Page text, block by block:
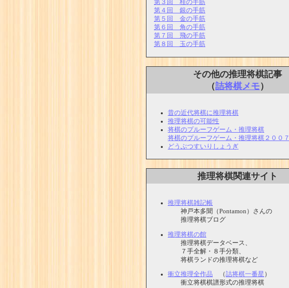
第３回 桂の手筋
第４回 銀の手筋
第５回 金の手筋
第６回 角の手筋
第７回 飛の手筋
第８回 玉の手筋
その他の推理将棋記事
（詰将棋メモ）
昔の近代将棋に推理将棋
推理将棋の可能性
将棋のプルーフゲーム・推理将棋
将棋のプルーフゲーム・推理将棋２００７
どうぶつすいりしょうぎ
推理将棋関連サイト
推理将棋雑記帳
神戸本多聞（Pontamon）さんの
推理将棋ブログ
推理将棋の館
推理将棋データベース、
７手全解・８手分類、
将棋ランドの推理将棋など
衝立推理全作品 （詰将棋一番星 ）
衝立将棋棋譜形式の推理将棋